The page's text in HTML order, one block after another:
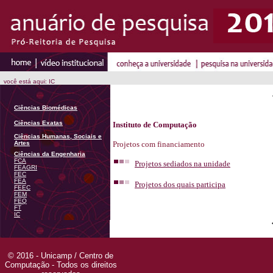
você está aqui: IC
Ciências Biomédicas
Ciências Exatas
Ciências Humanas, Sociais e
Artes
Ciências da Engenharia
FCA
FEAGRI
FEC
FEA
FEEC
FEM
FEQ
FT
IC
Instituto de Computação
Projetos com financiamento
Projetos sediados na unidade
Projetos dos quais participa
© 2016 - Unicamp / Centro de
Computação - Todos os direitos